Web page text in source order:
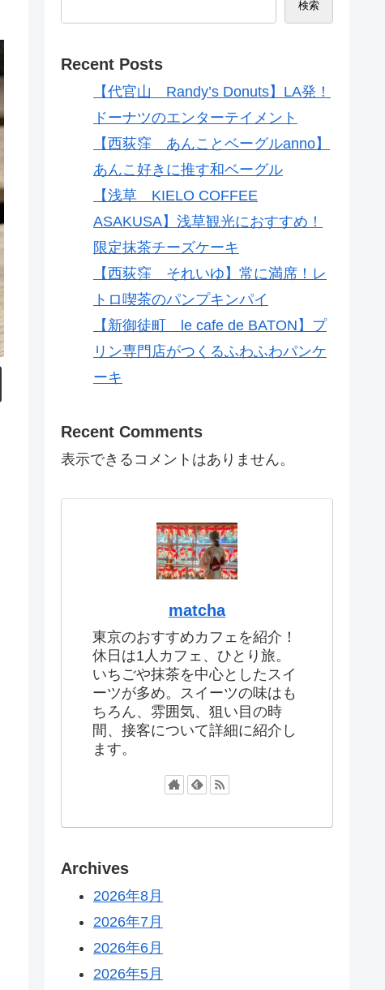
検索
Recent Posts
【代官山 Randy’s Donuts】LA発！
ドーナツのエンターテイメント
【西荻窪 あんことベーグルanno】
あんこ好きに推す和ベーグル
【浅草 KIELO COFFEE
ASAKUSA】浅草観光におすすめ！
限定抹茶チーズケーキ
【西荻窪 それいゆ】常に満席！レ
トロ喫茶のパンプキンパイ
【新御徒町 le cafe de BATON】プ
リン専門店がつくるふわふわパンケ
ーキ
Recent Comments
表示できるコメントはありません。
matcha
東京のおすすめカフェを紹介！
休日は1人カフェ、ひとり旅。
いちごや抹茶を中心としたスイ
ーツが多め。スイーツの味はも
ちろん、雰囲気、狙い目の時
間、接客について詳細に紹介し
ます。
Archives
2026年8月
2026年7月
2026年6月
2026年5月